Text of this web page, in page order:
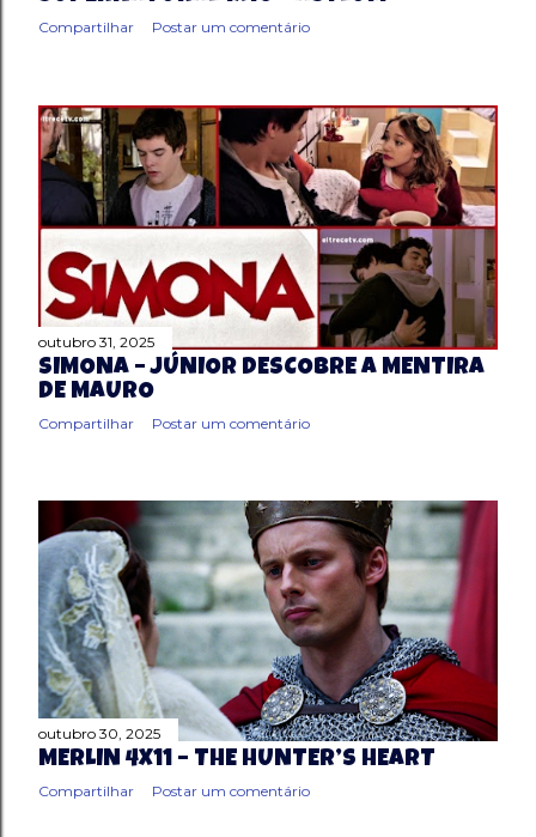
Compartilhar Postar um comentário
outubro 31, 2025
SIMONA – JÚNIOR DESCOBRE A MENTIRA
DE MAURO
Compartilhar Postar um comentário
outubro 30, 2025
MERLIN 4X11 – THE HUNTER’S HEART
Compartilhar Postar um comentário